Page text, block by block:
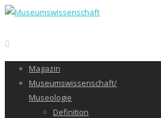
Magazin
Museumswissenschaft/
Museologie
Definition